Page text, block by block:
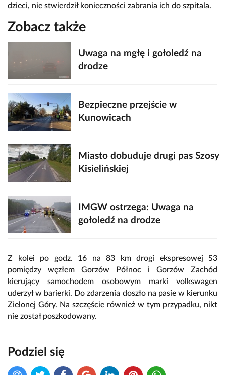
dzieci, nie stwierdził konieczności zabrania ich do szpitala.
Zobacz także
Uwaga na mgłę i gołoledź na
drodze
Bezpieczne przejście w
Kunowicach
Miasto dobuduje drugi pas Szosy
Kisielińskiej
IMGW ostrzega: Uwaga na
gołoledź na drodze
Z kolei po godz. 16 na 83 km drogi ekspresowej S3
pomiędzy węzłem Gorzów Północ i Gorzów Zachód
kierujący samochodem osobowym marki volkswagen
uderzył w barierki. Do zdarzenia doszło na pasie w kierunku
Zielonej Góry. Na szczęście również w tym przypadku, nikt
nie został poszkodowany.
Podziel się